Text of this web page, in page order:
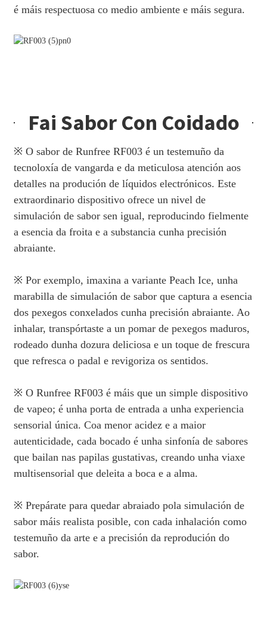
é máis respectuosa co medio ambiente e máis segura.
Fai Sabor Con Coidado
※ O sabor de Runfree RF003 é un testemuño da
tecnoloxía de vangarda e da meticulosa atención aos
detalles na produción de líquidos electrónicos. Este
extraordinario dispositivo ofrece un nivel de
simulación de sabor sen igual, reproducindo fielmente
a esencia da froita e a substancia cunha precisión
abraiante.
※ Por exemplo, imaxina a variante Peach Ice, unha
marabilla de simulación de sabor que captura a esencia
dos pexegos conxelados cunha precisión abraiante. Ao
inhalar, transpórtaste a un pomar de pexegos maduros,
rodeado dunha dozura deliciosa e un toque de frescura
que refresca o padal e revigoriza os sentidos.
※ O Runfree RF003 é máis que un simple dispositivo
de vapeo; é unha porta de entrada a unha experiencia
sensorial única. Coa menor acidez e a maior
autenticidade, cada bocado é unha sinfonía de sabores
que bailan nas papilas gustativas, creando unha viaxe
multisensorial que deleita a boca e a alma.
※ Prepárate para quedar abraiado pola simulación de
sabor máis realista posible, con cada inhalación como
testemuño da arte e a precisión da reprodución do
sabor.